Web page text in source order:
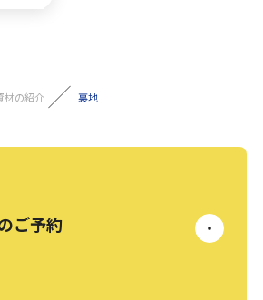
材の紹介 裏地
ご予約